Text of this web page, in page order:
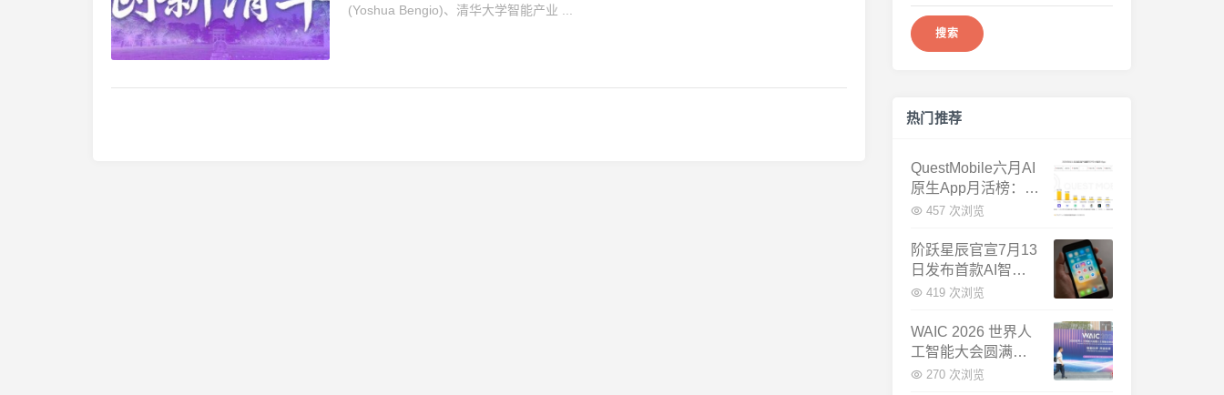
(Yoshua Bengio)、清华大学智能产业 ...
热门推荐
QuestMobile六月AI
原生App月活榜：豆
包3.8亿断层第一，
倍
457 次浏览
阶跃星辰官宣7月13
日发布首款AI智能
体终端：大模型公
419 次浏览
WAIC 2026 世界人
工智能大会圆满闭
幕：多项重磅成果
270 次浏览